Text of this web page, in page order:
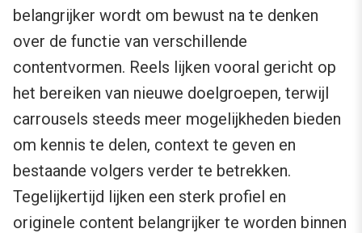
belangrijker wordt om bewust na te denken
over de functie van verschillende
contentvormen. Reels lijken vooral gericht op
het bereiken van nieuwe doelgroepen, terwijl
carrousels steeds meer mogelijkheden bieden
om kennis te delen, context te geven en
bestaande volgers verder te betrekken.
Tegelijkertijd lijken een sterk profiel en
originele content belangrijker te worden binnen